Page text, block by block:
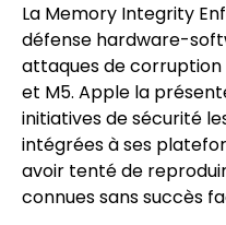
La Memory Integrity
défense hardware-
attaques de corruption
et M5. Apple la
initiatives de sécurité
intégrées à ses
avoir tenté de
connues sans succès